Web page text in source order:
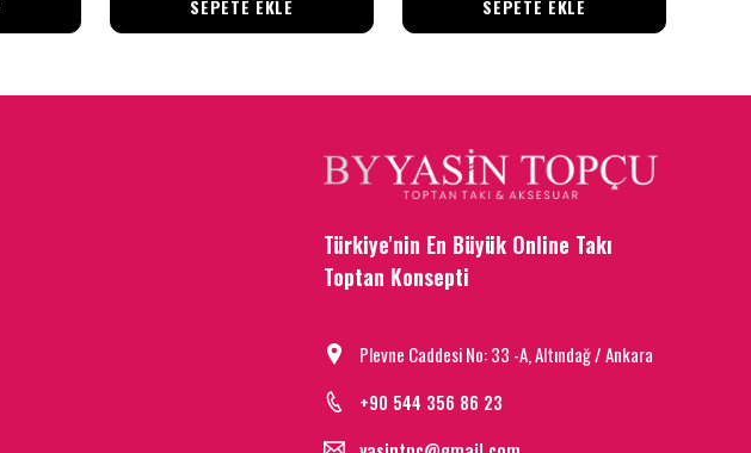
SEPETE EKLE SEPETE EKLE
Türkiye'nin En Büyük Online Takı
Toptan Konsepti
Plevne Caddesi No: 33 -A, Altındağ / Ankara
+90 544 356 86 23